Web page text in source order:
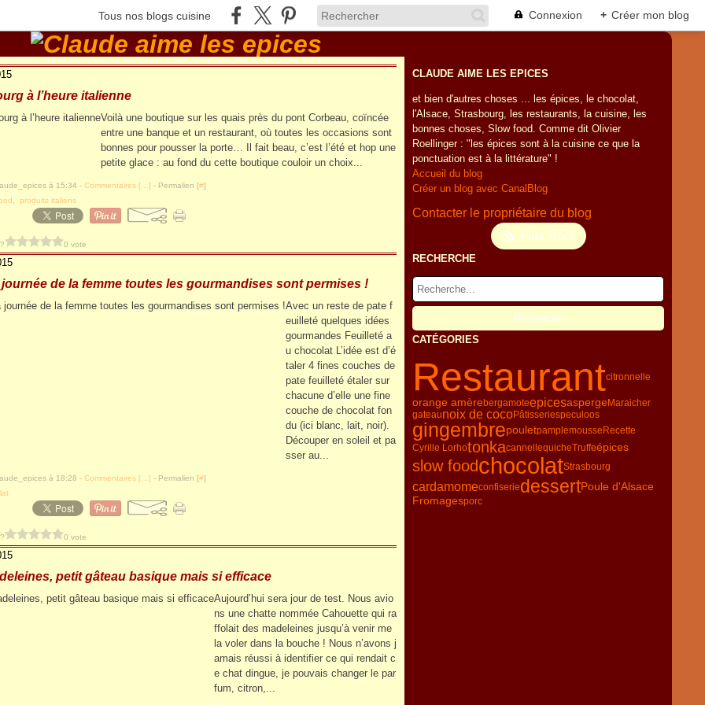
Tous nos blogs cuisine Connexion + Créer mon blog
à l’heure italienne
Voilà une boutique sur les quais près du pont Corbeau, coïncée
entre une banque et un restaurant, où toutes les occasions sont
bonnes pour pousser la porte… Il fait beau, c’est l’été et hop une
petite glace : au fond du cette boutique couloir un choix...
à 15:34 - Commentaires [ ] - Permalien [#]
produits italiens
0 vote
de la femme toutes les gourmandises sont permises !
Avec un reste de pate f
euilleté quelques idées
gourmandes Feuilleté a
u chocolat L’idée est d’é
taler 4 fines couches de
pate feuilleté étaler sur
chacune d’elle une fine
couche de chocolat fon
du (ici blanc, lait, noir).
Découper en soleil et pa
sser au...
à 18:28 - Commentaires [ ] - Permalien [#]
0 vote
petit gâteau basique mais si efficace
Aujourd’hui sera jour de test. Nous avio
ns une chatte nommée Cahouette qui ra
ffolait des madeleines jusqu’à venir me
la voler dans la bouche ! Nous n’avons j
amais réussi à identifier ce qui rendait c
e chat dingue, je pouvais changer le par
fum, citron,...
CLAUDE AIME LES EPICES
et bien d'autres choses ... les épices, le chocolat,
l'Alsace, Strasbourg, les restaurants, la cuisine, les
bonnes choses, Slow food. Comme dit Olivier
Roellinger : "les épices sont à la cuisine ce que la
ponctuation est à la littérature" !
Accueil du blog
Créer un blog avec CanalBlog
Contacter le propriétaire du blog
Flux RSS
RECHERCHE
CATÉGORIES
Restaurantcitronnelle
orange amèrebergamoteepicesaspergeMaraicher
gateaunoix de cocoPâtisseriespeculoos
gingembrepouletpamplemousseRecette
Cyrille LorhotonkacannellequicheTruffeépices
slow foodchocolatStrasbourg
cardamomeconfiseriedessertPoule d'Alsace
Fromagesporc